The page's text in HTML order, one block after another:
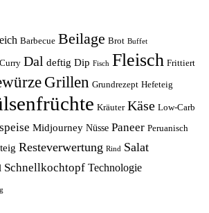
Barbecue Beilage Brot Buffet
Curry Dal deftig Dip Fisch Fleisch Frittiert
Grillen Grundrezept Hefeteig
Kräuter Käse Low-Carb
Midjourney Nüsse Paneer Peruanisch
Resteverwertung Rind Salat
Schnellkochtopf Technologie